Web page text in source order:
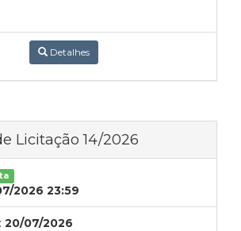
Detalhes
Licitação 14/2026
2026 23:59
20/07/2026